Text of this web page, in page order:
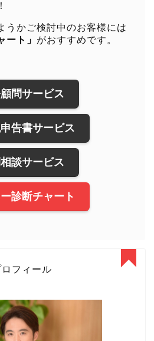
うかご検討中のお客様には
ート」 がおすすめです。
問サービス
告書サービス
談サービス
診断チャート
ロフィール